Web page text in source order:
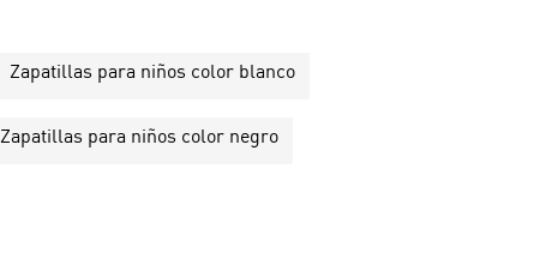
Zapatillas para niños color blanco
Zapatillas para niños color negro